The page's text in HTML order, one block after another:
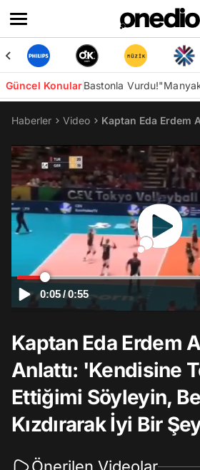
Güncel KonularBastonla Vurdu!"Manyak
Haberler Video Kaptan Eda Erdem
0:05/0:55
Kaptan Eda Erdem
Anlattı: 'Kendisine
Ettiğimi Söyleyin,
Kızdırarak İyi Bir